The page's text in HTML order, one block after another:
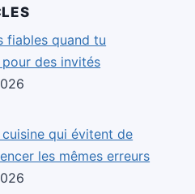
fiables quand tu
des invités
qui évitent de
les mêmes erreurs